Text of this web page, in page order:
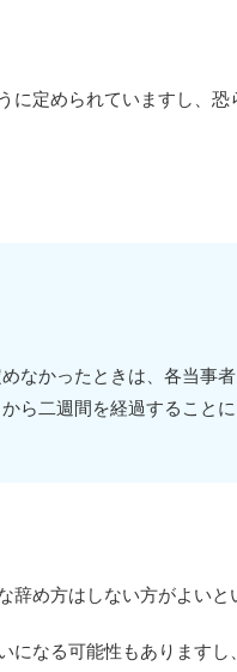
に定められていますし、
かったときは、各当事
ら二週間を経過することに
め方はしない方がよいと
になる可能性もあります